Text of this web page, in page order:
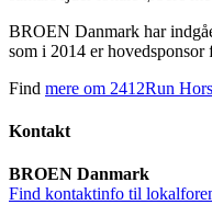
BROEN Danmark har
som i 2014 er hovedsponsor
Find mere om 2412Run
Kontakt
BROEN Danmark
Find kontaktinfo til